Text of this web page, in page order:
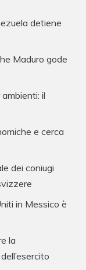
detiene
Maduro gode
il
e cerca
dei coniugi
in Messico è
la